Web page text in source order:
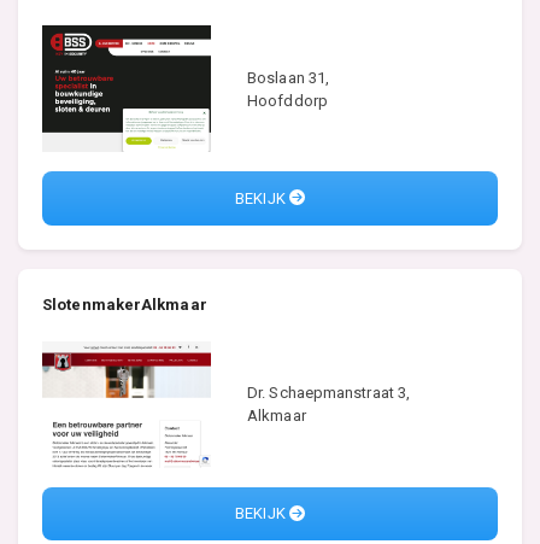
Boslaan 31,
Hoofddorp
BEKIJK
SlotenmakerAlkmaar
Dr. Schaepmanstraat 3,
Alkmaar
BEKIJK